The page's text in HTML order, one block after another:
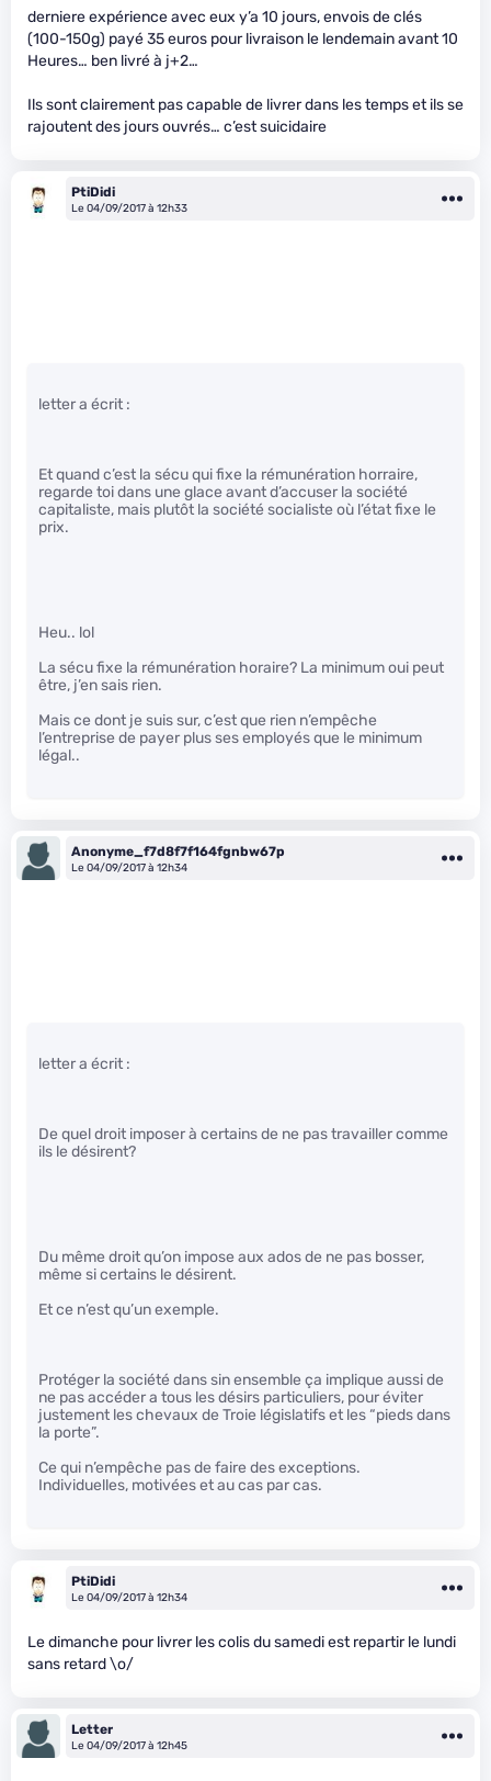
derniere expérience avec eux y’a 10 jours, envois de clés
(100-150g) payé 35 euros pour livraison le lendemain avant 10
Heures… ben livré à j+2…
Ils sont clairement pas capable de livrer dans les temps et ils se
rajoutent des jours ouvrés… c’est suicidaire
PtiDidi
Le 04/09/2017 à 12h33
letter a écrit :
Et quand c’est la sécu qui fixe la rémunération horraire,
regarde toi dans une glace avant d’accuser la société
capitaliste, mais plutôt la société socialiste où l’état fixe le
prix.
Heu.. lol
La sécu fixe la rémunération horaire? La minimum oui peut
être, j’en sais rien.
Mais ce dont je suis sur, c’est que rien n’empêche
l’entreprise de payer plus ses employés que le minimum
légal..
Anonyme_f7d8f7f164fgnbw67p
Le 04/09/2017 à 12h34
letter a écrit :
De quel droit imposer à certains de ne pas travailler comme
ils le désirent?
Du même droit qu’on impose aux ados de ne pas bosser,
même si certains le désirent.
Et ce n’est qu’un exemple.
Protéger la société dans sin ensemble ça implique aussi de
ne pas accéder a tous les désirs particuliers, pour éviter
justement les chevaux de Troie législatifs et les “pieds dans
la porte”.
Ce qui n’empêche pas de faire des exceptions.
Individuelles, motivées et au cas par cas.
PtiDidi
Le 04/09/2017 à 12h34
Le dimanche pour livrer les colis du samedi est repartir le lundi
sans retard \o/
Letter
Le 04/09/2017 à 12h45